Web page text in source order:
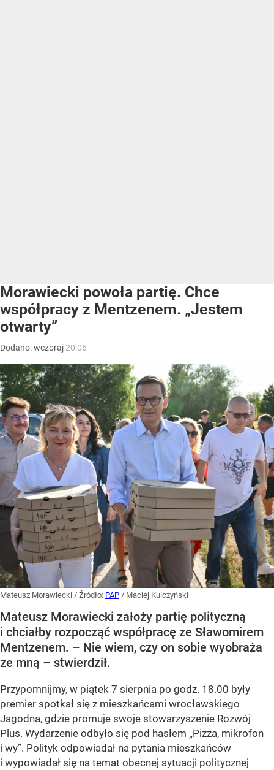
Morawiecki powoła partię. Chce
współpracy z Mentzenem. „Jestem
otwarty”
Dodano:wczoraj 20:06
Mateusz Morawiecki / Źródło: PAP / Maciej Kulczyński
Mateusz Morawiecki założy partię polityczną
i chciałby rozpocząć współpracę ze Sławomirem
Mentzenem. – Nie wiem, czy on sobie wyobraża
ze mną – stwierdził.
Przypomnijmy, w piątek 7 sierpnia po godz. 18.00 były
premier spotkał się z mieszkańcami wrocławskiego
Jagodna, gdzie promuje swoje stowarzyszenie Rozwój
Plus. Wydarzenie odbyło się pod hasłem „Pizza, mikrofon
i wy”. Polityk odpowiadał na pytania mieszkańców
i wypowiadał się na temat obecnej sytuacji politycznej